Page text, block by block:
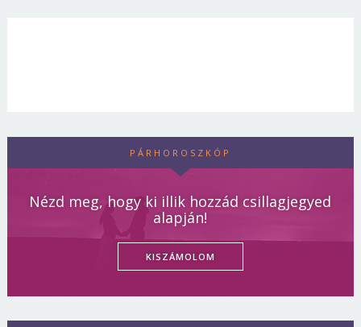
PÁRHOROSZKÓP
Nézd meg, hogy ki illik hozzád csillagjegyed
alapján!
KISZÁMOLOM